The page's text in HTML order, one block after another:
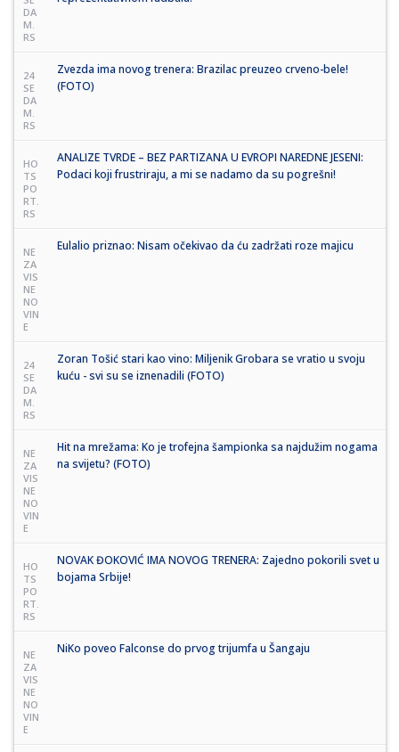
DA
M.
RS
24
SE
DA
M.
RS
Zvezda ima novog trenera: Brazilac preuzeo crveno-bele!
(FOTO)
HO
TS
PO
RT.
RS
ANALIZE TVRDE – BEZ PARTIZANA U EVROPI NAREDNE JESENI:
Podaci koji frustriraju, a mi se nadamo da su pogrešni!
NE
ZA
VIS
NE
NO
VIN
E
Eulalio priznao: Nisam očekivao da ću zadržati roze majicu
24
SE
DA
M.
RS
Zoran Tošić stari kao vino: Miljenik Grobara se vratio u svoju
kuću - svi su se iznenadili (FOTO)
NE
ZA
VIS
NE
NO
VIN
E
Hit na mrežama: Ko je trofejna šampionka sa najdužim nogama
na svijetu? (FOTO)
HO
TS
PO
RT.
RS
NOVAK ĐOKOVIĆ IMA NOVOG TRENERA: Zajedno pokorili svet u
bojama Srbije!
NE
ZA
VIS
NE
NO
VIN
E
NiKo poveo Falconse do prvog trijumfa u Šangaju